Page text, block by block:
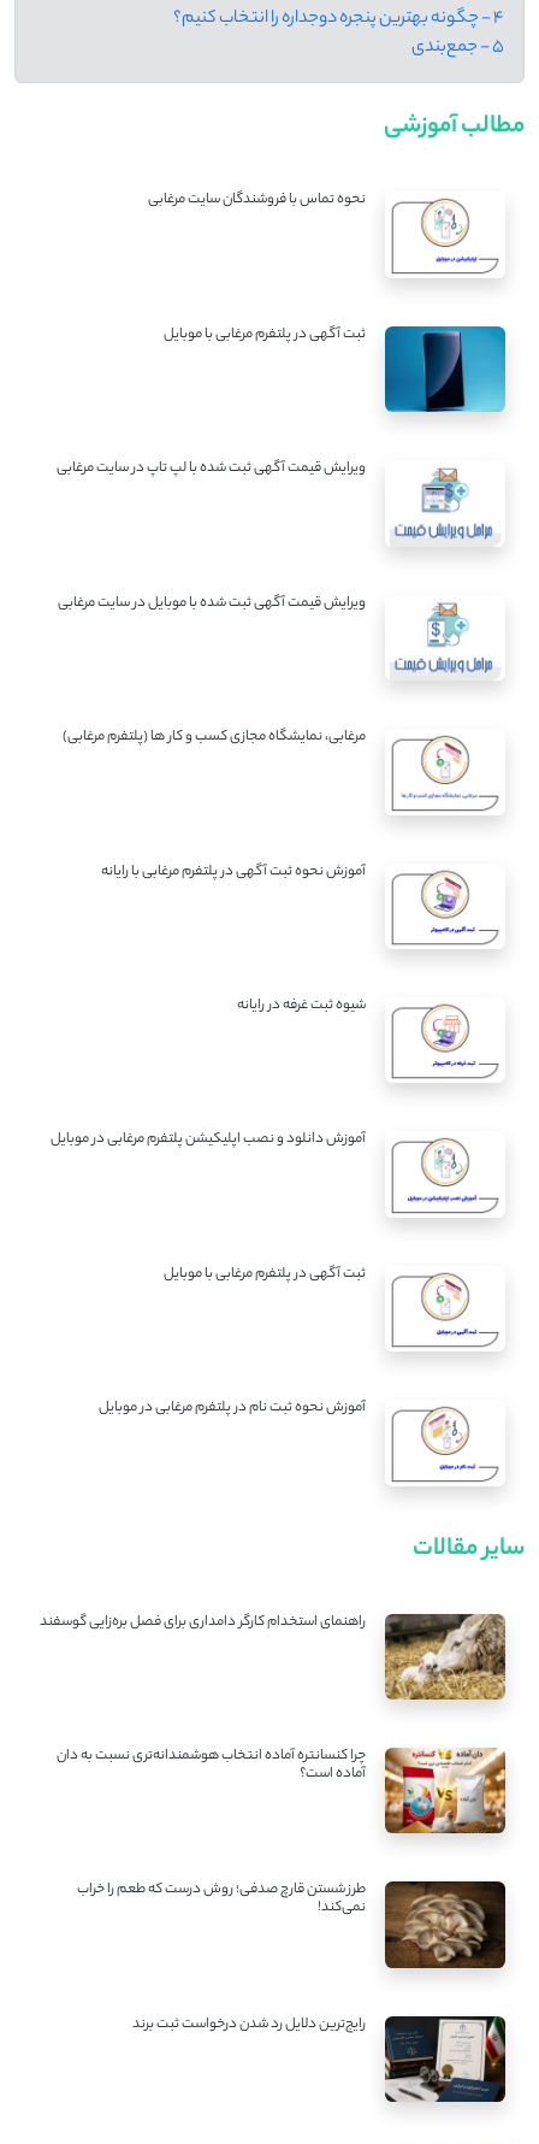
4 - چگونه بهترین پنجره دوجداره را انتخاب کنیم؟
5 - جمع‌بندی
مطالب آموزشی
نحوه تماس با فروشندگان سایت مرغابی
ثبت آگهی در پلتفرم مرغابی با موبایل
ویرایش قیمت آگهی ثبت شده با لپ تاپ در سایت مرغابی
ویرایش قیمت آگهی ثبت شده با موبایل در سایت مرغابی
مرغابی، نمایشگاه مجازی کسب و کار ها (پلتفرم مرغابی)
آموزش نحوه ثبت آگهی در پلتفرم مرغابی با رایانه
شیوه ثبت غرفه در رایانه
آموزش دانلود و نصب اپلیکیشن پلتفرم مرغابی در موبایل
ثبت آگهی در پلتفرم مرغابی با موبایل
آموزش نحوه ثبت نام در پلتفرم مرغابی در موبایل
سایر مقالات
راهنمای استخدام کارگر دامداری برای فصل بره‌زایی گوسفند
چرا کنسانتره آماده انتخاب هوشمندانه‌تری نسبت به دان
آماده است؟
طرز شستن قارچ صدفی؛ روش درست که طعم را خراب
نمی‌کند!
رایج‌ترین دلایل رد شدن درخواست ثبت برند